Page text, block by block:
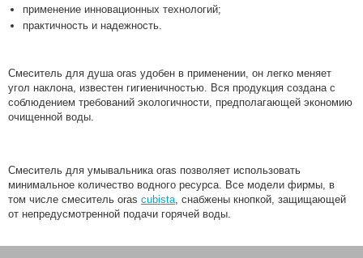
применение инновационных технологий;
практичность и надежность.
Смеситель для душа oras удобен в применении, он легко меняет
угол наклона, известен гигиеничностью. Вся продукция создана с
соблюдением требований экологичности, предполагающей экономию
очищенной воды.
Смеситель для умывальника oras позволяет использовать
минимальное количество водного ресурса. Все модели фирмы, в
том числе смеситель oras cubista , снабжены кнопкой, защищающей
от непредусмотренной подачи горячей воды.